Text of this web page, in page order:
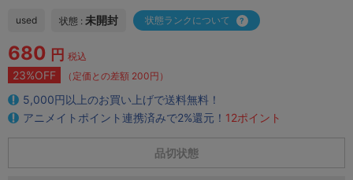
used 状態 : 未開封 状態ランクについて
680 円 税込
23%OFF （定価との差額 200円）
5,000円以上のお買い上げで送料無料！
アニメイトポイント連携済みで2%還元！ 12ポイント
品切状態